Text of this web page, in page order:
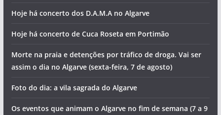
Hoje há concerto dos D.A.M.A no Algarve
Hoje há concerto de Cuca Roseta em Portimão
Morte na praia e detenções por tráfico de droga. Vai ser
assim o dia no Algarve (sexta-feira, 7 de agosto)
Foto do dia: a vila sagrada do Algarve
Os eventos que animam o Algarve no fim de semana (7 a 9